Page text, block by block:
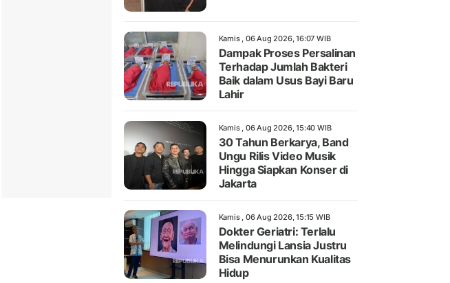
Kamis , 06 Aug 2026, 16:07 WIB
Dampak Proses Persalinan
Terhadap Jumlah Bakteri
Baik dalam Usus Bayi Baru
Lahir
Kamis , 06 Aug 2026, 15:40 WIB
30 Tahun Berkarya, Band
Ungu Rilis Video Musik
Hingga Siapkan Konser di
Jakarta
Kamis , 06 Aug 2026, 15:15 WIB
Dokter Geriatri: Terlalu
Melindungi Lansia Justru
Bisa Menurunkan Kualitas
Hidup